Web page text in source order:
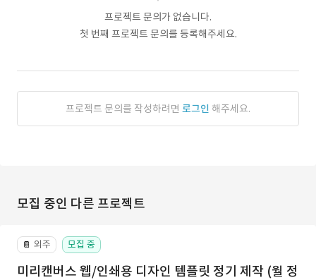
프로젝트 문의가 없습니다.
첫 번째 프로젝트 문의를 등록해주세요.
프로젝트 문의를 작성하려면 로그인 해주세요.
모집 중인 다른 프로젝트
📔 외주 모집 중
미리캔버스 웹/인쇄용 디자인 템플릿 정기 제작 (월 정